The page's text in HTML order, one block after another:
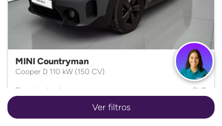
MINI Countryman
Cooper D 110 kW (150 CV)
Financia desde
PVP
Diésel • 2022 • Automático • 46.096Km.
Ver filtros